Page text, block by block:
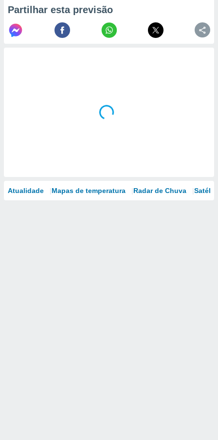
Partilhar esta previsão
Atualidade Mapas de temperatura Radar de Chuva